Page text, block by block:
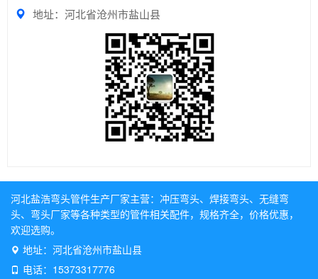
地址：河北省沧州市盐山县
河北盐浩弯头管件生产厂家主营： 冲压弯头、 焊接弯头、 无缝弯
头、 弯头厂家等各种类型的管件相关配件，规格齐全，价格优惠，
欢迎选购。
地址：河北省沧州市盐山县
电话：15373317776